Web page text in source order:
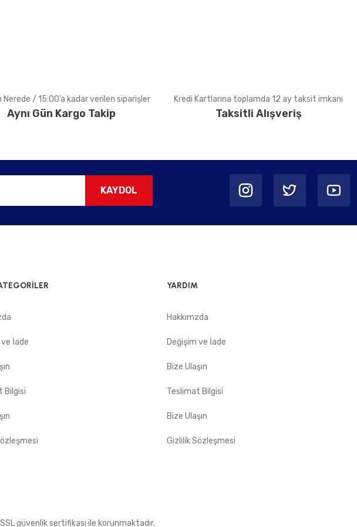
Nerede / 15:00’a kadar verilen siparişler
Aynı Gün Kargo Takip
Kredi Kartlarına toplamda 12 ay taksit imkanı
Taksitli Alışveriş
KAYDOL
İade
Bilgisi
YARDIM
Hakkımzda
Değişim ve İade
Bize Ulaşın
Teslimat Bilgisi
Bize Ulaşın
Gizlilik Sözleşmesi
güvenlik sertifikası ile korunmaktadır.